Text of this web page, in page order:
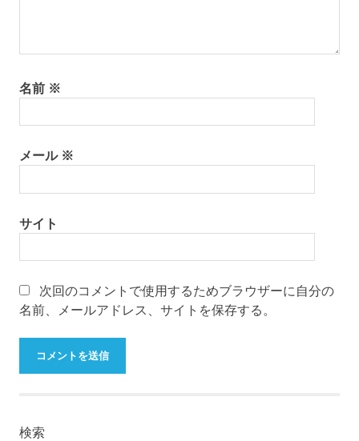
名前 ※
メール ※
サイト
次回のコメントで使用するためブラウザーに自分の
名前、メールアドレス、サイトを保存する。
検索